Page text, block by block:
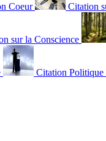
Coeur Citation
sur la Conscience
Citation Politique